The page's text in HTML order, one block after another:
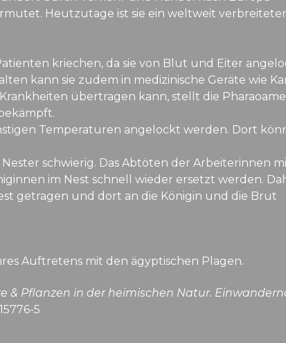
Heutzutage ist sie ein weltweit verbreiteter
kriechen, da sie von Blut und Eiter
kann sie zudem in medizinische Geräte wie
übertragen kann, stellt die
Temperaturen angelockt werden. Dort
schwierig. Das Abtöten der Arbeiterinnen
im Nest schnell wieder ersetzt werden.
getragen und dort an die Königin und die Brut
Auftretens mit den ägyptischen Plagen.
& Pflanzen in der heimischen Natur.
5